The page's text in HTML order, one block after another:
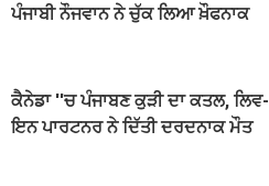
ਪੰਜਾਬੀ ਨੌਜਵਾਨ ਨੇ ਚੁੱਕ ਲਿਆ ਖ਼ੌਫਨਾਕ
ਕੈਨੇਡਾ ''ਚ ਪੰਜਾਬਣ ਕੁੜੀ ਦਾ ਕਤਲ, ਲਿਵ-
ਇਨ ਪਾਰਟਨਰ ਨੇ ਦਿੱਤੀ ਦਰਦਨਾਕ ਮੌਤ